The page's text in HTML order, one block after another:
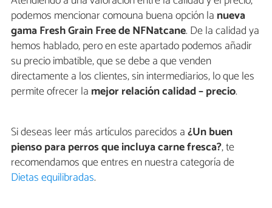
podemos mencionar comouna buena opción la nueva
gama Fresh Grain Free de NFNatcane. De la calidad ya
hemos hablado, pero en este apartado podemos añadir
su precio imbatible, que se debe a que venden
directamente a los clientes, sin intermediarios, lo que les
permite ofrecer la mejor relacióncalidad – precio.
Si deseas leer más artículos parecidos a¿Un buen
pienso para perros que incluya carne fresca?, te
recomendamos que entres en nuestra categoría de
Dietas equilibradas.